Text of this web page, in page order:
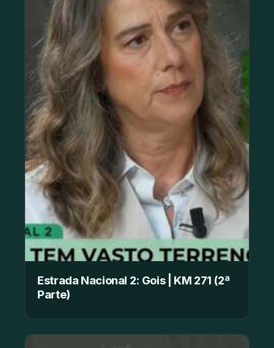
Estrada Nacional 2: Gois | KM 271 (2ª
Parte)